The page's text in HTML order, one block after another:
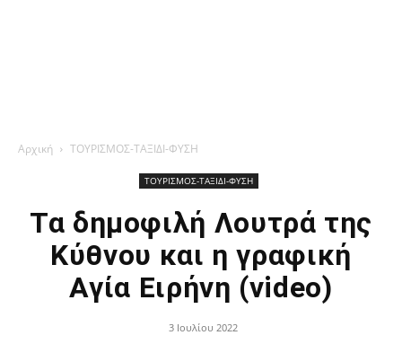
Αρχική ΤΟΥΡΙΣΜΟΣ-ΤΑΞΙΔΙ-ΦΥΣΗ
ΤΟΥΡΙΣΜΟΣ-ΤΑΞΙΔΙ-ΦΥΣΗ
Τα δημοφιλή Λουτρά της
Κύθνου και η γραφική
Αγία Ειρήνη (video)
3 Ιουλίου 2022